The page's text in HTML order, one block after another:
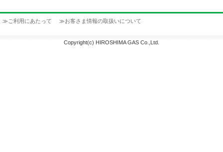
≫ ご利用にあたって ≫お客さま情報の取扱いについて
Copyright(c) HIROSHIMA GAS Co.,Ltd.